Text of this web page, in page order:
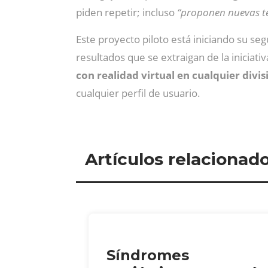
piden repetir; incluso “proponen nuevas
Este proyecto piloto está iniciando su
resultados que se extraigan de la
con realidad virtual en cualquier
cualquier perfil de usuario.
Artículos
Síndromes